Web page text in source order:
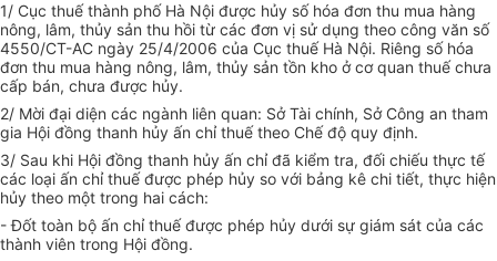
1/ Cục thuế thành phố Hà Nội được hủy số hóa đơn thu mua hàng
nông, lâm, thủy sản thu hồi từ các đơn vị sử dụng theo công văn số
4550/CT-AC ngày 25/4/2006 của Cục thuế Hà Nội. Riêng số hóa
đơn thu mua hàng nông, lâm, thủy sản tồn kho ở cơ quan thuế chưa
cấp bán, chưa được hủy.
2/ Mời đại diện các ngành liên quan: Sở Tài chính, Sở Công an tham
gia Hội đồng thanh hủy ấn chỉ thuế theo Chế độ quy định.
3/ Sau khi Hội đồng thanh hủy ấn chỉ đã kiểm tra, đối chiếu thực tế
các loại ấn chỉ thuế được phép hủy so với bảng kê chi tiết, thực hiện
hủy theo một trong hai cách:
- Đốt toàn bộ ấn chỉ thuế được phép hủy dưới sự giám sát của các
thành viên trong Hội đồng.